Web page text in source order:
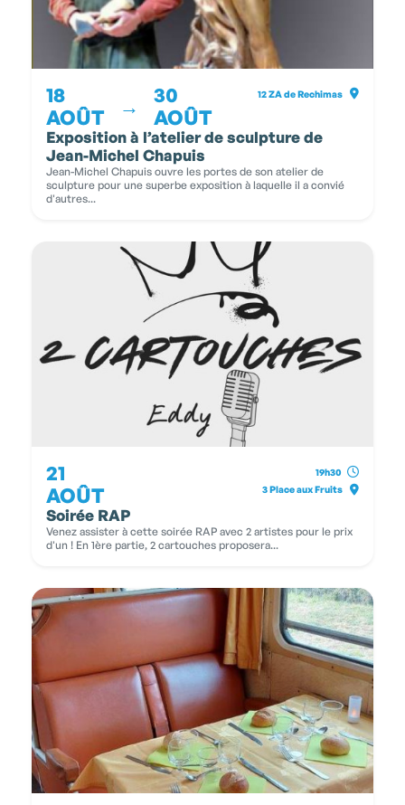
18
AOÛT
→
30
AOÛT
12 ZA de Rechimas
Exposition à l’atelier de sculpture de
Jean-Michel Chapuis
Jean-Michel Chapuis ouvre les portes de son atelier de
sculpture pour une superbe exposition à laquelle il a convié
d'autres...
21
AOÛT
19h30
3 Place aux Fruits
Soirée RAP
Venez assister à cette soirée RAP avec 2 artistes pour le prix
d'un ! En 1ère partie, 2 cartouches proposera...